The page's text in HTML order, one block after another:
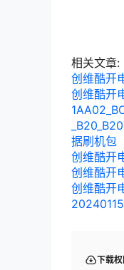
相关文章:
创维酷开
创维酷开
据刷机包
创维酷开
创维酷开
创维酷开
下载